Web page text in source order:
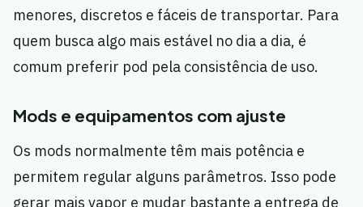
menores, discretos e fáceis de transportar. Para
quem busca algo mais estável no dia a dia, é
comum preferir pod pela consistência de uso.
Mods e equipamentos com ajuste
Os mods normalmente têm mais potência e
permitem regular alguns parâmetros. Isso pode
gerar mais vapor e mudar bastante a entrega de